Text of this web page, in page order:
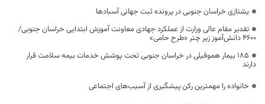
یشتازی خراسان جنوبی در پرونده ثبت جهانی آسبادها
تقدیر مقام عالی وزارت از عملکرد جهادی معاونت آموزش ابتدایی خراسان جنوبی/
۴۶۰۰ دانش‌آموز زیر چتر «طرح حامی»
۱۸۵ بیمار هموفیلی در خراسان جنوبی تحت پوشش خدمات بیمه سلامت قرار
دارند
خانواده را مهمترین رکن پیشگیری از آسیب‌های اجتماعی